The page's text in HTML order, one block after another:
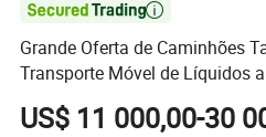

Grande Oferta de Caminhões
Transporte Móvel de Líquidos
US$ 11 000,00-30